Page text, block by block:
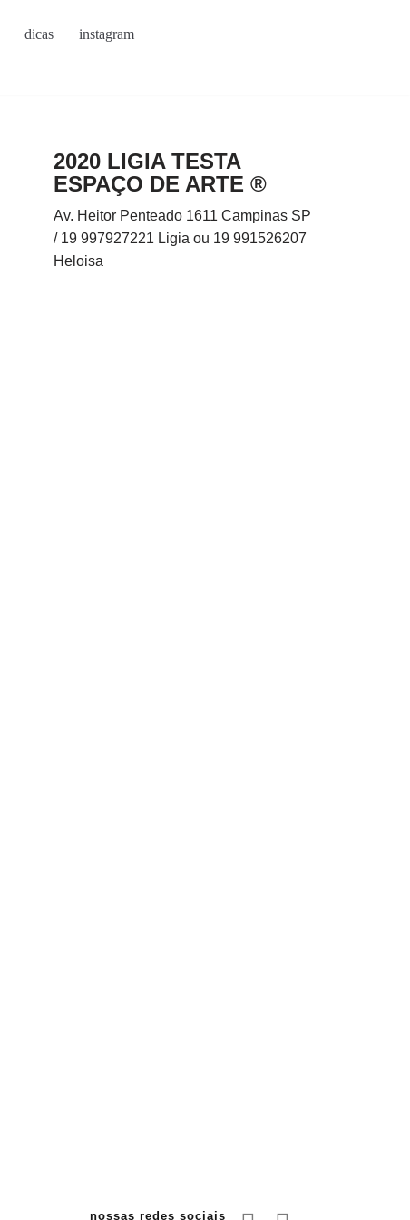
dicas instagram
2020 LIGIA TESTA
ESPAÇO DE ARTE ®
Av. Heitor Penteado 1611 Campinas SP
/ 19 997927221 Ligia ou 19 991526207
Heloisa
nossas redes sociais